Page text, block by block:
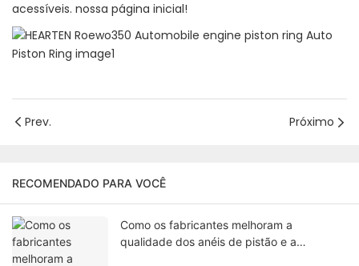
acessíveis. nossa página inicial!
Prev. Próximo
RECOMENDADO PARA VOCÊ
Como os fabricantes melhoram a
qualidade dos anéis de pistão e a